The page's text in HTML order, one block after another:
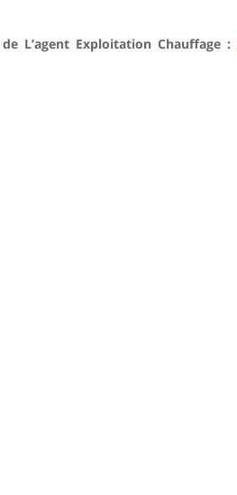
L’agent Exploitation Chauffage :